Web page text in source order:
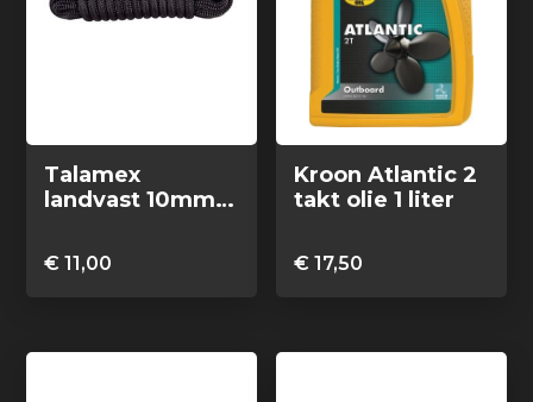
Talamex
landvast 10mm
zwart
€ 11,00
Kroon Atlantic 2
takt olie 1 liter
€ 17,50